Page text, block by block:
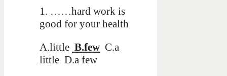
1. ……hard work is
good for your health
A.little B.few C.a
little D.a few